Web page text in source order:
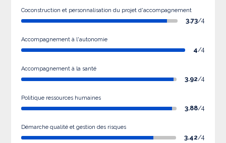
Coconstruction et personnalisation du projet d'accompagnement
3.73/4
Accompagnement à l'autonomie
4/4
Accompagnement à la santé
3.92/4
Politique ressources humaines
3.88/4
Démarche qualité et gestion des risques
3.42/4